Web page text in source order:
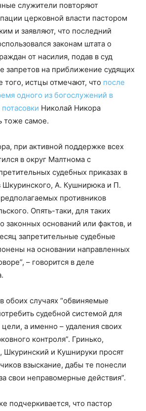
служители повторяют
церковной власти пастором
и заявляют, что последний
законам штата о
от насилия, подав в суд
запретов на приближение судящих
того, истцы отмечают, что после
одного из богослужений в
потасовки Николай Никора
тоже самое.
при активной поддержке всех
в округ Малтнома с
судебных приказах в
Шкуринского, А. Кушнирюка и П.
противников
Опять-таки, для таких
законных оснований или фактов, и
запретительные судебные
на основании направленных
– говорится в деле
обоих случаях “обвиняемые
судебной системой для
а именно – удаления своих
контроля”. Гринько,
и Кушнируки просят
взыскание, дабы те понесли
свои неправомерные действия”.
подчеркивается, что пастор